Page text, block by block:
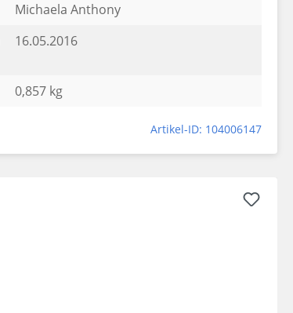
Michaela Anthony
16.05.2016
0,857 kg
Artikel-ID: 104006147